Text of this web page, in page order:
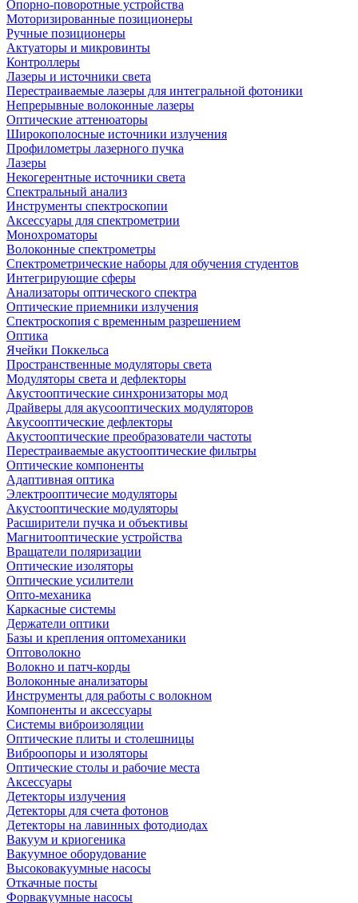
Опорно-поворотные устройства
Моторизированные позиционеры
Ручные позиционеры
Актуаторы и микровинты
Контроллеры
Лазеры и источники света
Перестраиваемые лазеры для интегральной фотоники
Непрерывные волоконные лазеры
Оптические аттенюаторы
Широкополосные источники излучения
Профилометры лазерного пучка
Лазеры
Некогерентные источники света
Спектральный анализ
Инструменты спектроскопии
Аксессуары для спектрометрии
Монохроматоры
Волоконные спектрометры
Спектрометрические наборы для обучения студентов
Интегрирующие сферы
Анализаторы оптического спектра
Оптические приемники излучения
Спектроскопия с временным разрешением
Оптика
Ячейки Поккельса
Пространственные модуляторы света
Модуляторы света и дефлекторы
Акустооптические синхронизаторы мод
Драйверы для акусооптических модуляторов
Акусооптические дефлекторы
Акустооптические преобразователи частоты
Перестраиваемые акустооптические фильтры
Оптические компоненты
Адаптивная оптика
Электрооптичесие модуляторы
Акустооптические модуляторы
Расширители пучка и объективы
Магнитооптические устройства
Вращатели поляризации
Оптические изоляторы
Оптические усилители
Опто-механика
Каркасные системы
Держатели оптики
Базы и крепления оптомеханики
Оптоволокно
Волокно и патч-корды
Волоконные анализаторы
Инструменты для работы с волокном
Компоненты и аксессуары
Системы виброизоляции
Оптические плиты и столешницы
Виброопоры и изоляторы
Оптические столы и рабочие места
Аксессуары
Детекторы излучения
Детекторы для счета фотонов
Детекторы на лавинных фотодиодах
Вакуум и криогеника
Вакуумное оборудование
Высоковакуумные насосы
Откачные посты
Форвакуумные насосы